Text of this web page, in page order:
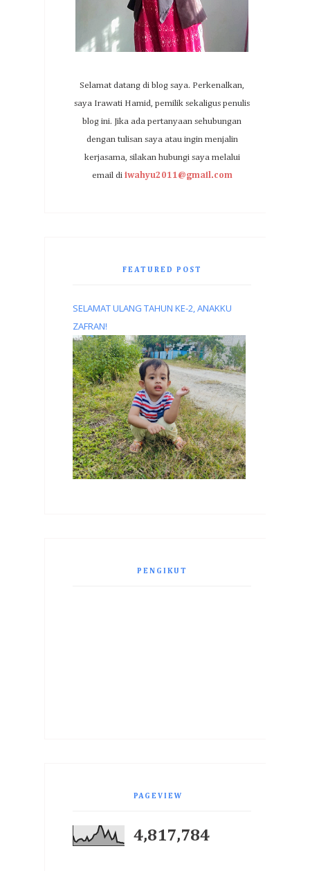
Selamat datang di blog saya. Perkenalkan,
saya Irawati Hamid, pemilik sekaligus penulis
blog ini. Jika ada pertanyaan sehubungan
dengan tulisan saya atau ingin menjalin
kerjasama, silakan hubungi saya melalui
email di iwahyu2011@gmail.com
FEATURED POST
SELAMAT ULANG TAHUN KE-2, ANAKKU
ZAFRAN!
PENGIKUT
PAGEVIEW
4,817,784